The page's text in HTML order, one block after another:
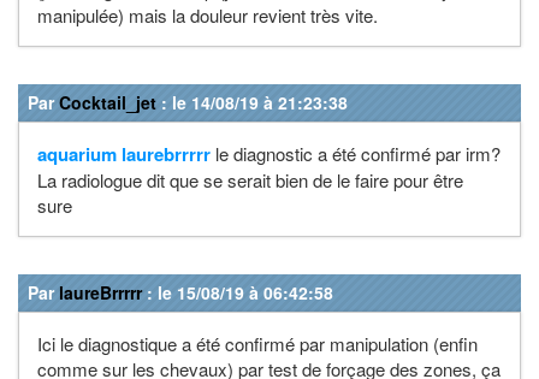
manipulée) mais la douleur revient très vite.
ParCocktail_jet : le 14/08/19 à 21:23:38
aquarium laurebrrrrr le diagnostic a été confirmé par irm?
La radiologue dit que se serait bien de le faire pour être
sure
Par laureBrrrrr: le 15/08/19 à 06:42:58
Ici le diagnostique a été confirmé par manipulation (enfin
comme sur les chevaux) par test de forçage des zones, ça